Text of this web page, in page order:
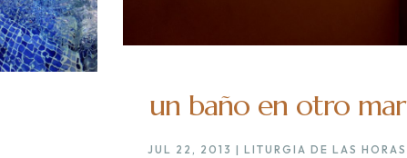
un baño en otro mar
JUL 22, 2013 |LITURGIA DE LAS HORAS